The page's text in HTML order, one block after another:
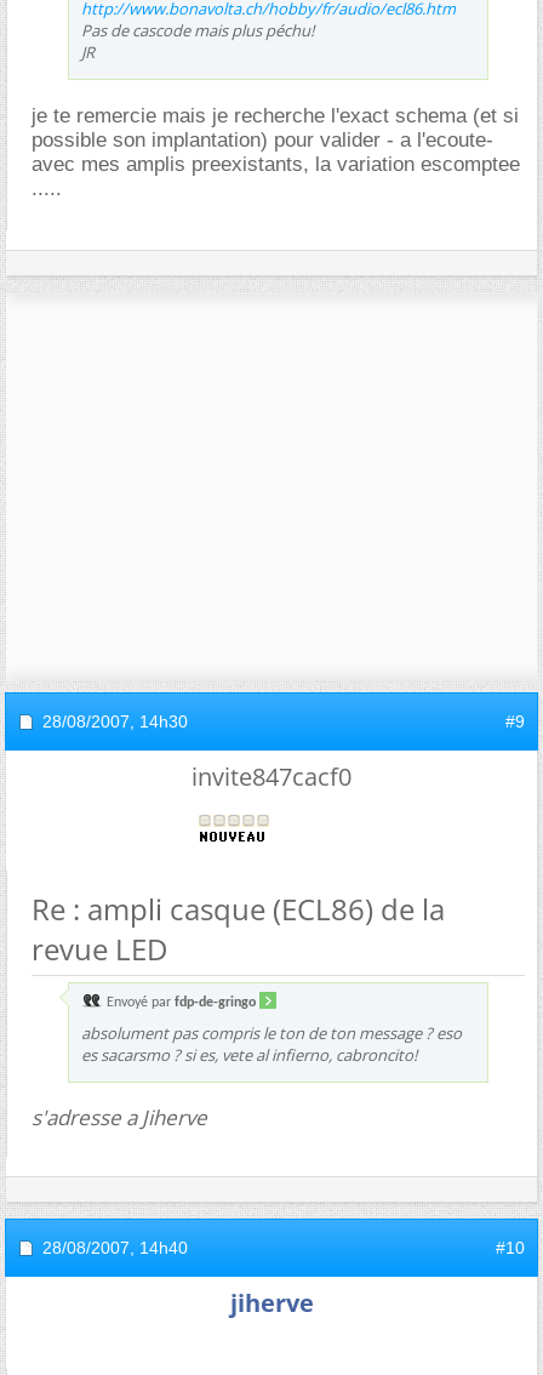
http://www.bonavolta.ch/hobby/fr/audio/ecl86.htm
Pas de cascode mais plus péchu!
JR
je te remercie mais je recherche l'exact schema (et si
possible son implantation) pour valider - a l'ecoute-
avec mes amplis preexistants, la variation escomptee
.....
28/08/2007, 14h30 #9
invite847cacf0
Re : ampli casque (ECL86) de la
revue LED
Envoyé par fdp-de-gringo
absolument pas compris le ton de ton message ? eso
es sacarsmo ? si es, vete al infierno, cabroncito!
s'adresse a Jiherve
28/08/2007, 14h40 #10
jiherve